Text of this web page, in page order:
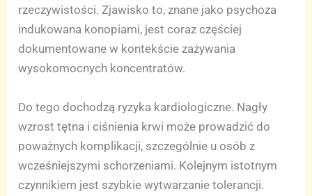
rzeczywistości. Zjawisko to, znane jako psychoza
indukowana konopiami, jest coraz częściej
dokumentowane w kontekście zażywania
wysokomocnych koncentratów.
Do tego dochodzą ryzyka kardiologiczne. Nagły
wzrost tętna i ciśnienia krwi może prowadzić do
poważnych komplikacji, szczególnie u osób z
wcześniejszymi schorzeniami. Kolejnym istotnym
czynnikiem jest szybkie wytwarzanie tolerancji.